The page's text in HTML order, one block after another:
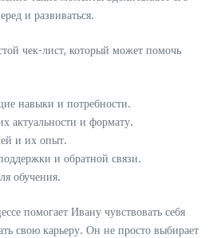
и развиваться.
чек-лист, который может помочь
навыки и потребности.
актуальности и формату.
и их опыт.
и обратной связи.
обучения.
помогает Ивану чувствовать себя
свою карьеру. Он не просто выбирает